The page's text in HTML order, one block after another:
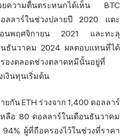
ยความตื่นตระหนกได้เห็น BTC
ลาร์ในช่วงปลายปี 2020 แตะ
นพฤศจิกายน 2021 และทะลุ
นธันวาคม 2024 ผลตอบแทนที่ได้
องตลอดช่วงตลาดหมีนั้นอยู่ที่
งินทุนเริ่มต้น
ยกัน ETH ร่วงจาก 1,400 ดอลลาร์
ลือ 80 ดอลลาร์ในเดือนธันวาคม
ผู้ที่ถือครองไว้ในช่วงที่ราคา